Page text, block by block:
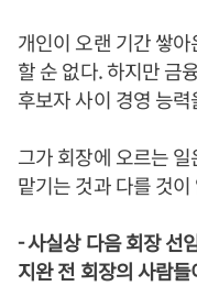
개인이 오랜 기간 쌓
할 순 없다. 하지만 금
후보자 사이 경영 능
그가 회장에 오르는
맡기는 것과 다를 것
- 사실상 다음 회장 선
지완 전 회장의 사람